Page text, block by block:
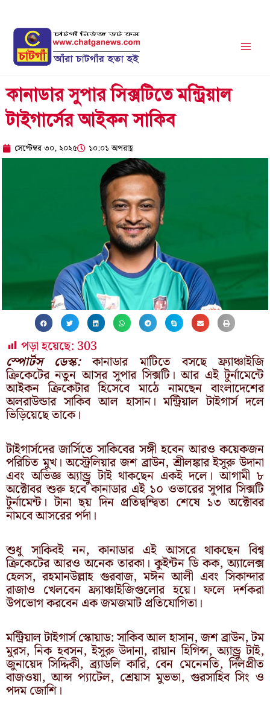
content
কানাডার সুপার সিক্সটিতে মন্ট্রিয়াল
টাইগার্সের আইকন সাকিব
সেপ্টেম্বর ৩০, ২০২৫ ১০:০১ অপরাহ্ণ
পড়া হয়েছে: 303
স্পোর্টস ডেস্ক:কানাডার মাটিতে বসছে ফ্র্যাঞ্চাইজি
ক্রিকেটের নতুন আসর সুপার সিক্সটি। আর এই টুর্নামেন্টে
আইকন ক্রিকেটার হিসেবে মাঠে নামছেন বাংলাদেশের
অলরাউন্ডার সাকিব আল হাসান। মন্ট্রিয়াল টাইগার্স দলে
ভিড়িয়েছে তাকে।
টাইগার্সদের জার্সিতে সাকিবের সঙ্গী হবেন আরও কয়েকজন
পরিচিত মুখ। অস্ট্রেলিয়ার জশ ব্রাউন, শ্রীলঙ্কার ইসুরু উদানা
এবং অভিজ্ঞ অ্যান্ড্রু টাই থাকছেন একই দলে। আগামী ৮
অক্টোবর শুরু হবে কানাডার এই ১০ ওভারের সুপার সিক্সটি
টুর্নামেন্ট। টানা ছয় দিন প্রতিদ্বন্দ্বিতা শেষে ১৩ অক্টোবর
নামবে আসরের পর্দা।
শুধু সাকিবই নন, কানাডার এই আসরে থাকছেন বিশ্ব
ক্রিকেটের আরও অনেক তারকা। কুইন্টন ডি কক, অ্যালেক্স
হেলস, রহমানউল্লাহ গুরবাজ, মঈন আলী এবং সিকান্দার
রাজাও খেলবেন ফ্র্যাঞ্চাইজিগুলোর হয়ে। ফলে দর্শকরা
উপভোগ করবেন এক জমজমাট প্রতিযোগিতা।
মন্ট্রিয়াল টাইগার্স স্কোয়াড: সাকিব আল হাসান, জশ ব্রাউন, টম
মুরস, নিক হবসন, ইসুরু উদানা, রায়ান হিগিন্স, অ্যান্ড্রু টাই,
জুনায়েদ সিদ্দিকী, ব্র্যাডলি কারি, বেন মেনেনতি, দিলপ্রীত
বাজওয়া, আন্স প্যাটেল, শ্রেয়াস মুভভা, গুরসাহিব সিং ও
পদম জোশি।